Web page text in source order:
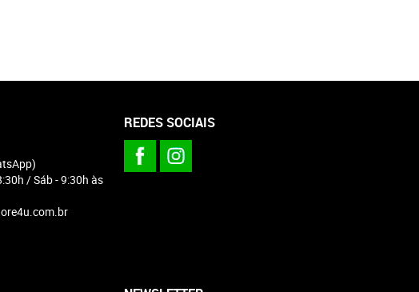
/ Sáb - 9:30h às
REDES SOCIAIS